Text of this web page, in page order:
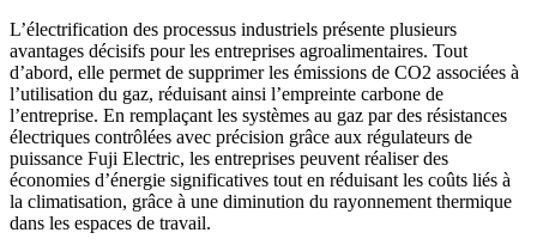
L’électrification des processus industriels présente plusieurs
avantages décisifs pour les entreprises agroalimentaires. Tout
d’abord, elle permet de supprimer les émissions de CO2 associées à
l’utilisation du gaz, réduisant ainsi l’empreinte carbone de
l’entreprise. En remplaçant les systèmes au gaz par des résistances
électriques contrôlées avec précision grâce aux régulateurs de
puissance Fuji Electric, les entreprises peuvent réaliser des
économies d’énergie significatives tout en réduisant les coûts liés à
la climatisation, grâce à une diminution du rayonnement thermique
dans les espaces de travail.